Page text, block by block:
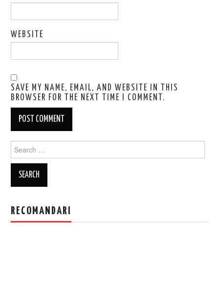
WEBSITE
SAVE MY NAME, EMAIL, AND WEBSITE IN THIS
BROWSER FOR THE NEXT TIME I COMMENT.
for:
RECOMANDARI